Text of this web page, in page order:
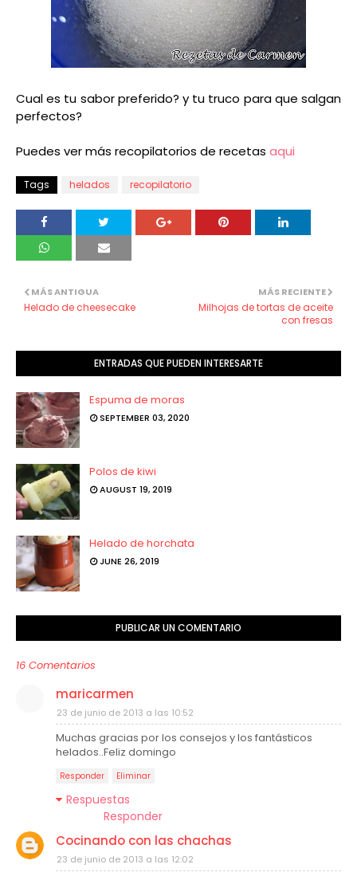
Cual es tu sabor preferido? y tu truco para que salgan
perfectos?
Puedes ver más recopilatorios de recetas aqui
Tags helados recopilatorio
MÁS RECIENTE
Milhojas de tortas de aceite
con fresas
MÁS ANTIGUA
Helado de cheesecake
ENTRADAS QUE PUEDEN INTERESARTE
Espuma de moras
SEPTEMBER 03, 2020
Polos de kiwi
AUGUST 19, 2019
Helado de horchata
JUNE 26, 2019
PUBLICAR UN COMENTARIO
16 Comentarios
maricarmen
23 de junio de 2013 a las 10:52
Muchas gracias por los consejos y los fantásticos
helados..Feliz domingo
Responder Eliminar
Respuestas
Responder
Cocinando con las chachas
23 de junio de 2013 a las 12:02